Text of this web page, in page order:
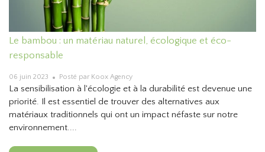
Le bambou : un matériau naturel, écologique et éco-
responsable
06 juin 2023 Posté par Koox Agency
La sensibilisation à l'écologie et à la durabilité est devenue une
priorité. Il est essentiel de trouver des alternatives aux
matériaux traditionnels qui ont un impact néfaste sur notre
environnement....